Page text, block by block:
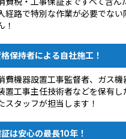
経路で特別な作業が必要でない
！
保持者による自社施工！
費機器設置工事監督者、ガス機
置工事主任技術者などを保有し
スタッフが担当します！
は安心の最長10年！